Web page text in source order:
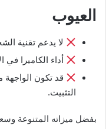
العيوب
لا يدعم تقنية
أداء الكاميرا
قد تكون
التثبيت.